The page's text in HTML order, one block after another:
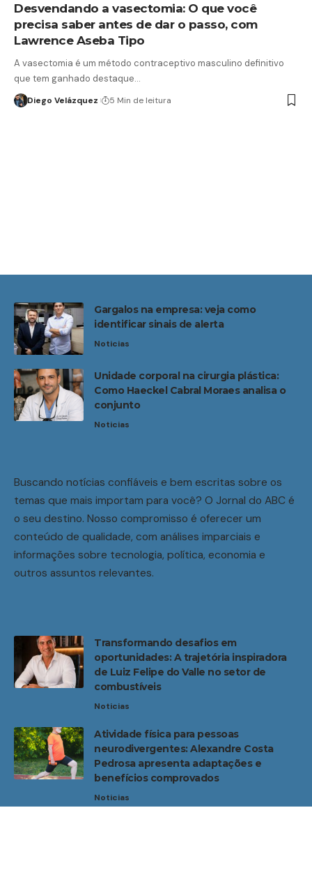
Desvendando a vasectomia: O que você
precisa saber antes de dar o passo, com
Lawrence Aseba Tipo
A vasectomia é um método contraceptivo masculino definitivo
que tem ganhado destaque…
Diego Velázquez 5 Min de leitura
Gargalos na empresa: veja como
identificar sinais de alerta
Noticias
Unidade corporal na cirurgia plástica:
Como Haeckel Cabral Moraes analisa o
conjunto
Noticias
Buscando notícias confiáveis e bem escritas sobre os
temas que mais importam para você? O Jornal do ABC é
o seu destino. Nosso compromisso é oferecer um
conteúdo de qualidade, com análises imparciais e
informações sobre tecnologia, política, economia e
outros assuntos relevantes.
Transformando desafios em
oportunidades: A trajetória inspiradora
de Luiz Felipe do Valle no setor de
combustíveis
Noticias
Atividade física para pessoas
neurodivergentes: Alexandre Costa
Pedrosa apresenta adaptações e
benefícios comprovados
Noticias